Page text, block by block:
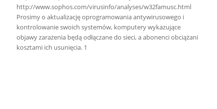
http://www.sophos.com/virusinfo/analyses/w32famusc.html
Prosimy o aktualizację oprogramowania antywirusowego i
kontrolowanie swoich systemów, komputery wykazujące
objawy zarażenia będą odłączane do sieci, a abonenci obciążani
kosztami ich usunięcia. 1